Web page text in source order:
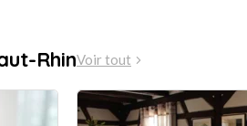
RhinVoir tout